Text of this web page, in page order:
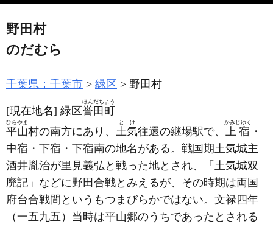
野田村
のだむら
千葉県：千葉市 緑区 野田村
[現在地名] 緑区誉田町
ほんだちよう
平山
ひらやま
村の南方にあり、 土気
とけ
往還の継場駅で、 上宿
かみじゆく
・
中宿・下宿・下宿南の地名がある。戦国期土気城主
酒井胤治が里見義弘と戦った地とされ、「土気城双
廃記」などに野田合戦とみえるが、その時期は両国
府台合戦間というもつまびらかではない。文禄四年
（一五九五） 当時は平山郷のうちであったとされる